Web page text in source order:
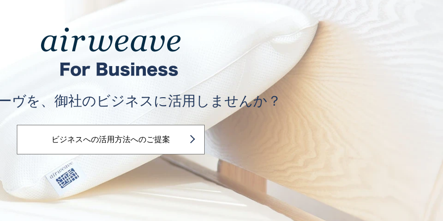
ヴを、御社のビジネスに活用しませんか？
ビジネスへの活用方法へのご提案